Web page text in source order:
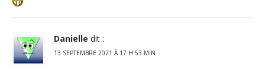
Danielle dit :
13 SEPTEMBRE 2021 À 17 H 53 MIN